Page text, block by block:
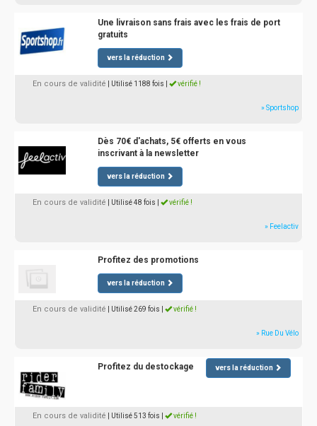
Une livraison sans frais avec les frais de port
gratuits
vers la réduction
En cours de validité | Utilisé 1188 fois vérifié !
» Sportshop
Dès 70€ d'achats, 5€ offerts en vous
inscrivant à la newsletter
vers la réduction
En cours de validité | Utilisé 48 fois vérifié !
» Feelactiv
Profitez des promotions
vers la réduction
En cours de validité | Utilisé 269 fois vérifié !
» Rue Du Vélo
Profitez du destockage vers la réduction
En cours de validité | Utilisé 513 fois vérifié !